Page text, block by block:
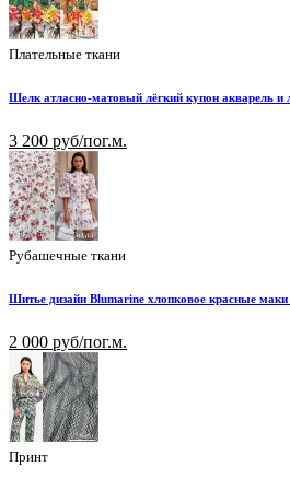
Плательные ткани
Шелк атласно-матовый лёгкий купон акварель и
3 200 руб/пог.м.
Рубашечные ткани
Шитье дизайн Blumarine хлопковое красные
2 000 руб/пог.м.
Принт